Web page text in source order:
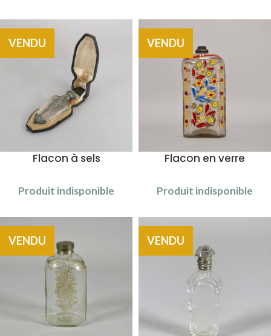
VENDU
Flacon à sels
Produit indisponible
VENDU
Flacon en verre
Produit indisponible
VENDU VENDU